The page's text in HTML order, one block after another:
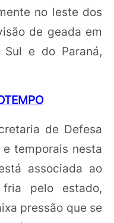
no leste dos
de geada em
e do Paraná,
de Defesa
temporais nesta
associada ao
pelo estado,
pressão que se